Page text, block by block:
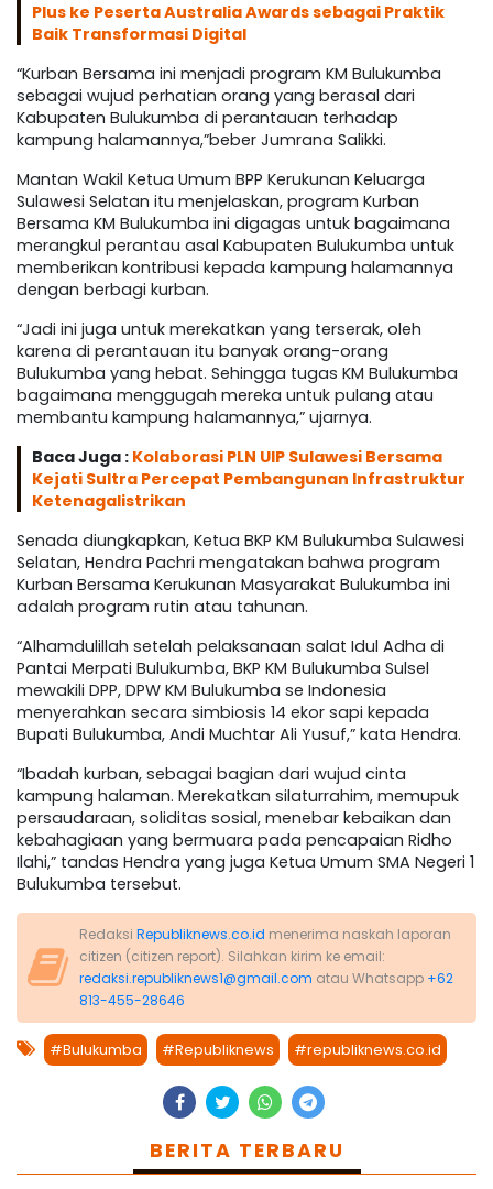
Plus ke Peserta Australia Awards sebagai Praktik
Baik Transformasi Digital
“Kurban Bersama ini menjadi program KM Bulukumba
sebagai wujud perhatian orang yang berasal dari
Kabupaten Bulukumba di perantauan terhadap
kampung halamannya,”beber Jumrana Salikki.
Mantan Wakil Ketua Umum BPP Kerukunan Keluarga
Sulawesi Selatan itu menjelaskan, program Kurban
Bersama KM Bulukumba ini digagas untuk bagaimana
merangkul perantau asal Kabupaten Bulukumba untuk
memberikan kontribusi kepada kampung halamannya
dengan berbagi kurban.
“Jadi ini juga untuk merekatkan yang terserak, oleh
karena di perantauan itu banyak orang-orang
Bulukumba yang hebat. Sehingga tugas KM Bulukumba
bagaimana menggugah mereka untuk pulang atau
membantu kampung halamannya,” ujarnya.
Baca Juga : Kolaborasi PLN UIP Sulawesi Bersama
Kejati Sultra Percepat Pembangunan Infrastruktur
Ketenagalistrikan
Senada diungkapkan, Ketua BKP KM Bulukumba Sulawesi
Selatan, Hendra Pachri mengatakan bahwa program
Kurban Bersama Kerukunan Masyarakat Bulukumba ini
adalah program rutin atau tahunan.
“Alhamdulillah setelah pelaksanaan salat Idul Adha di
Pantai Merpati Bulukumba, BKP KM Bulukumba Sulsel
mewakili DPP, DPW KM Bulukumba se Indonesia
menyerahkan secara simbiosis 14 ekor sapi kepada
Bupati Bulukumba, Andi Muchtar Ali Yusuf,” kata Hendra.
“Ibadah kurban, sebagai bagian dari wujud cinta
kampung halaman. Merekatkan silaturrahim, memupuk
persaudaraan, soliditas sosial, menebar kebaikan dan
kebahagiaan yang bermuara pada pencapaian Ridho
Ilahi,” tandas Hendra yang juga Ketua Umum SMA Negeri 1
Bulukumba tersebut.
Redaksi Republiknews.co.id menerima naskah laporan
citizen (citizen report). Silahkan kirim ke email:
redaksi.republiknews1@gmail.com atau Whatsapp +62
813-455-28646
#Bulukumba #Republiknews #republiknews.co.id
BERITA TERBARU